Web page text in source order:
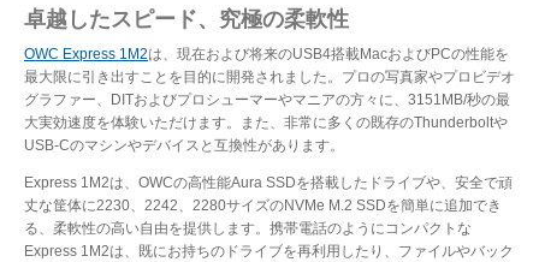
卓越したスピード、究極の柔軟性
OWC Express 1M2は、現在および将来のUSB4搭載MacおよびPCの性能を
最大限に引き出すことを目的に開発されました。プロの写真家やプロビデオ
グラファー、DITおよびプロシューマーやマニアの方々に、3151MB/秒の最
大実効速度を体験いただけます。また、非常に多くの既存のThunderboltや
USB-Cのマシンやデバイスと互換性があります。
Express 1M2は、OWCの高性能Aura SSDを搭載したドライブや、安全で頑
丈な筐体に2230、2242、2280サイズのNVMe M.2 SSDを簡単に追加でき
る、柔軟性の高い自由を提供します。携帯電話のようにコンパクトな
Express 1M2は、既にお持ちのドライブを再利用したり、ファイルやバック